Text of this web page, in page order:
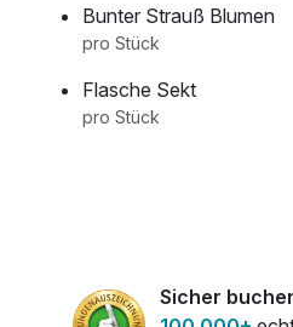
Bunter Strauß Blumen
pro Stück
Flasche Sekt
pro Stück
Sicher